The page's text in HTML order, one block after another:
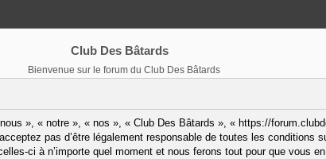
Club Des Bâtards
Bienvenue sur le forum du Club Des Bâtards
», « notre », « nos », « Club Des Bâtards », « https://
pas d’être légalement responsable de toutes les conditions
ci à n’importe quel moment et nous ferons tout pour que vous